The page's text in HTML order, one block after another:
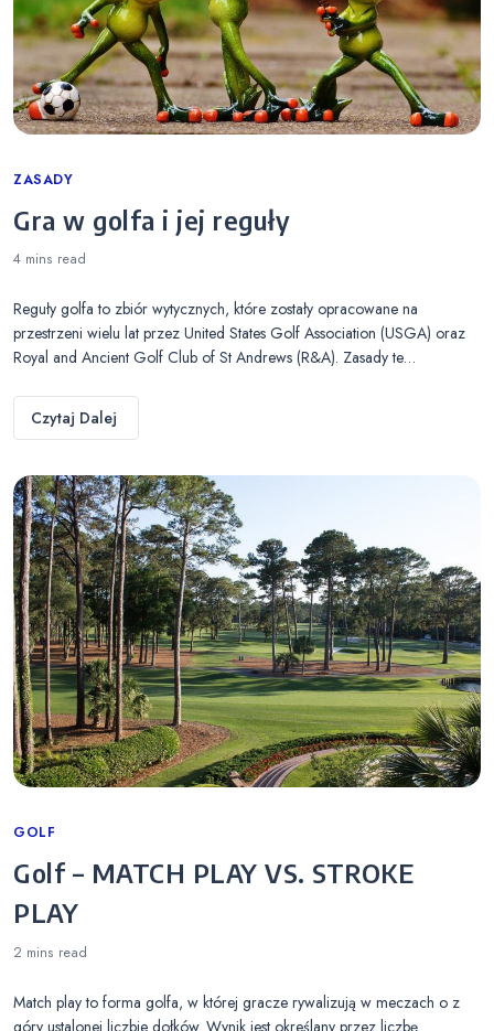
Categories
ZASADY
Gra w golfa i jej reguły
4 mins read
Reguły golfa to zbiór wytycznych, które zostały opracowane na
przestrzeni wielu lat przez United States Golf Association (USGA) oraz
Royal and Ancient Golf Club of St Andrews (R&A). Zasady te…
Czytaj Dalej
Categories
GOLF
Golf – MATCH PLAY VS. STROKE
PLAY
2 mins read
Match play to forma golfa, w której gracze rywalizują w meczach o z
góry ustalonej liczbie dołków. Wynik jest określany przez liczbę